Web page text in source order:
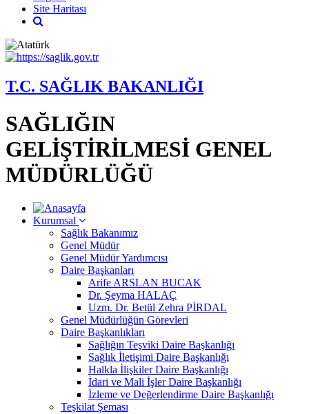
Site Haritası
T.C. SAĞLIK BAKANLIĞI
SAĞLIĞIN
GELİŞTİRİLMESİ GENEL
MÜDÜRLÜĞÜ
Kurumsal
Sağlık Bakanımız
Genel Müdür
Genel Müdür Yardımcısı
Daire Başkanları
Arife ARSLAN BUCAK
Dr. Şeyma HALAÇ
Uzm. Dr. Betül Zehra PİRDAL
Genel Müdürlüğün Görevleri
Daire Başkanlıkları
Sağlığın Teşviki Daire Başkanlığı
Sağlık İletişimi Daire Başkanlığı
Halkla İlişkiler Daire Başkanlığı
İdari ve Mali İşler Daire Başkanlığı
İzleme ve Değerlendirme Daire Başkanlığı
Teşkilat Şeması